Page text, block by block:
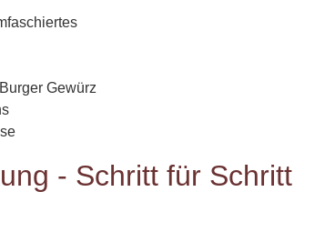
Gewürz
- Schritt für Schritt